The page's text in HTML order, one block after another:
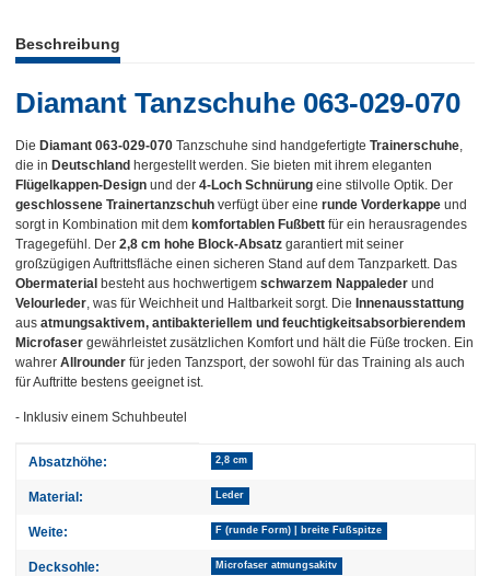
Beschreibung
Diamant Tanzschuhe 063-029-070
Die Diamant 063-029-070 Tanzschuhe sind handgefertigte Trainerschuhe,
die in Deutschland hergestellt werden. Sie bieten mit ihrem eleganten
Flügelkappen-Design und der 4-Loch Schnürung eine stilvolle Optik. Der
geschlossene Trainertanzschuh verfügt über eine runde Vorderkappe und
sorgt in Kombination mit dem komfortablen Fußbett für ein herausragendes
Tragegefühl. Der 2,8 cm hohe Block-Absatz garantiert mit seiner
großzügigen Auftrittsfläche einen sicheren Stand auf dem Tanzparkett. Das
Obermaterial besteht aus hochwertigem schwarzem Nappaleder und
Velourleder, was für Weichheit und Haltbarkeit sorgt. Die Innenausstattung
aus atmungsaktivem, antibakteriellem und feuchtigkeitsabsorbierendem
Microfaser gewährleistet zusätzlichen Komfort und hält die Füße trocken. Ein
wahrer Allrounder für jeden Tanzsport, der sowohl für das Training als auch
für Auftritte bestens geeignet ist.
- Inklusiv einem Schuhbeutel
Produkteigenschaft
Wert
Absatzhöhe: 2,8 cm
Material: Leder
Weite: F (runde Form) | breite Fußspitze
Decksohle: Microfaser atmungsakitv